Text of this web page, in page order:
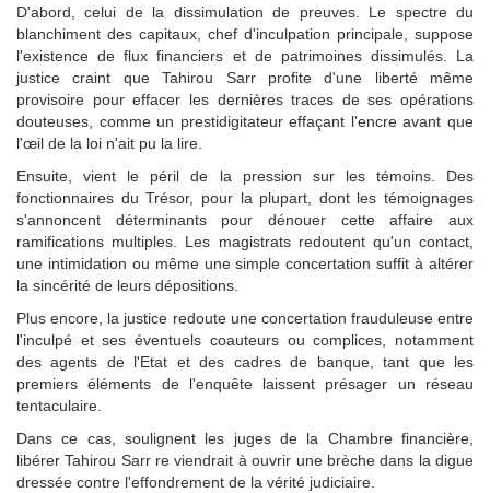
D'abord, celui de la dissimulation de preuves. Le spectre du
blanchiment des capitaux, chef d'inculpation principale, suppose
l'existence de flux financiers et de patrimoines dissimulés. La
justice craint que Tahirou Sarr profite d'une liberté même
provisoire pour effacer les dernières traces de ses opérations
douteuses, comme un prestidigitateur effaçant l'encre avant que
l'œil de la loi n'ait pu la lire.
Ensuite, vient le péril de la pression sur les témoins. Des
fonctionnaires du Trésor, pour la plupart, dont les témoignages
s'annoncent déterminants pour dénouer cette affaire aux
ramifications multiples. Les magistrats redoutent qu'un contact,
une intimidation ou même une simple concertation suffit à altérer
la sincérité de leurs dépositions.
Plus encore, la justice redoute une concertation frauduleuse entre
l'inculpé et ses éventuels coauteurs ou complices, notamment
des agents de l'Etat et des cadres de banque, tant que les
premiers éléments de l'enquête laissent présager un réseau
tentaculaire.
Dans ce cas, soulignent les juges de la Chambre financière,
libérer Tahirou Sarr re viendrait à ouvrir une brèche dans la digue
dressée contre l'effondrement de la vérité judiciaire.